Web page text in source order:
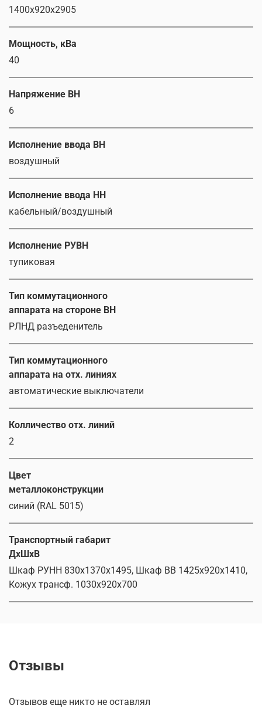
1400x920x2905
Мощность, кВа
40
Напряжение ВН
6
Исполнение ввода ВН
воздушный
Исполнение ввода НН
кабельный/воздушный
Исполнение РУВН
тупиковая
Тип коммутационного
аппарата на стороне ВН
РЛНД разъеденитель
Тип коммутационного
аппарата на отх. линиях
автоматические выключатели
Колличество отх. линий
2
Цвет
металлоконструкции
синий (RAL 5015)
Транспортный габарит
ДхШхВ
Шкаф РУНН 830x1370x1495, Шкаф ВВ 1425x920x1410,
Кожух трансф. 1030x920x700
Отзывы
Отзывов еще никто не оставлял